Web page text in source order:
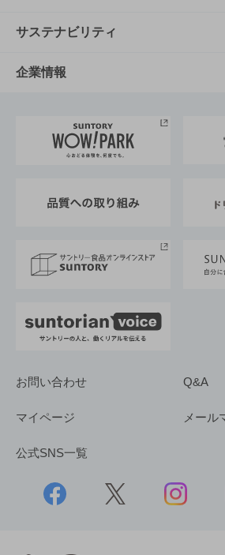
商品発売情報
栄養成分一覧
キャンペーン
工場見学
地域情報
文化・スポーツTOP
サントリーホール
サントリーサンバーズ大阪
サステナビリティ
サステナビリティTOP
サントリーが考えるサステナビ
企業情報
企業概要
採用情報
お問い合わせ Q&A
マイページ メール
公式SNS一覧